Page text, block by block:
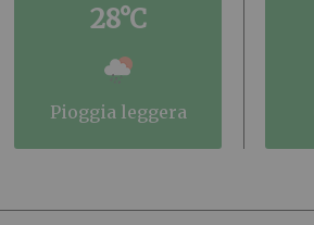
28°C
pioggia leggera